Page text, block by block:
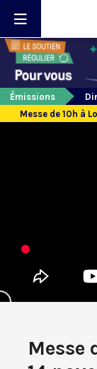
Émissions
Messe de 10h à
Messe